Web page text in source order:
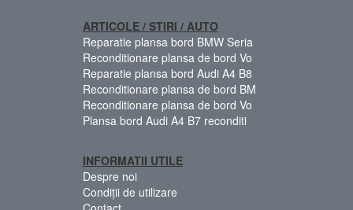
ARTICOLE / STIRI / AUTO
Reparatie plansa bord BMW Seria
Reconditionare plansa de bord Vo
Reparatie plansa bord Audi A4 B8
Reconditionare plansa de bord BM
Reconditionare plansa de bord Vo
Plansa bord Audi A4 B7 reconditi
INFORMATII UTILE
Despre noi
Condiții de utilizare